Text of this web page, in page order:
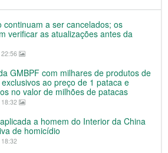
continuam a ser cancelados; os
verificar as atualizações antes da
GMBPF com milhares de produtos de
ao preço de 1 pataca e
no valor de milhões de patacas
a homem do Interior da China
de homicídio